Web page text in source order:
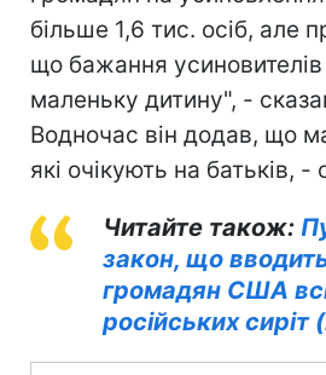
більше 1,6 тис. осіб, але
що бажання
маленьку дитину", -
Водночас він додав, що
які очікують на батьків, -
Читайте також:
закон, що
громадян США
російських сиріт